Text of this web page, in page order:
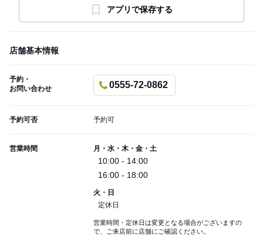
アプリで保存する
店舗基本情報
予約・
お問い合わせ
0555-72-0862
予約可否 予約可
営業時間 月・水・木・金・土
10:00 - 14:00
16:00 - 18:00
火・日
定休日
営業時間・定休日は変更となる場合がございますの
で、ご来店前に店舗にご確認ください。